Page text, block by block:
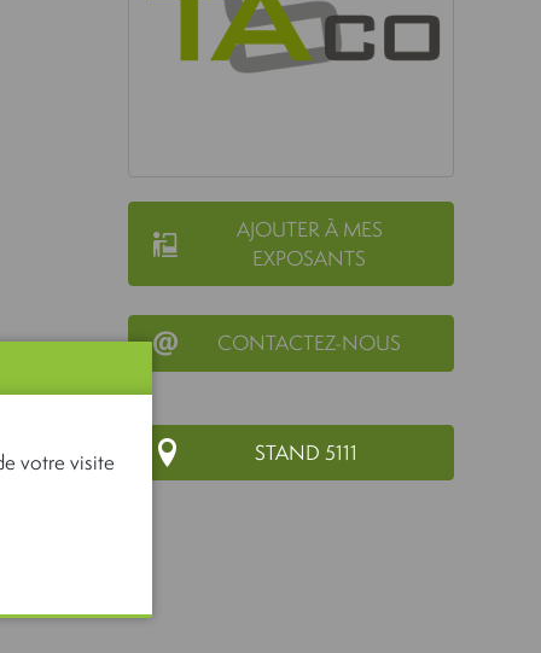
AJOUTER À MES
EXPOSANTS
CONTACTEZ-NOUS
STAND 5111
votre visite